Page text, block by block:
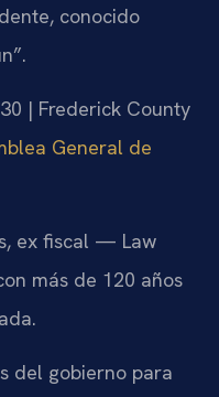
conocido
| Frederick County
General de
ex fiscal — Law
más de 120 años
del gobierno para